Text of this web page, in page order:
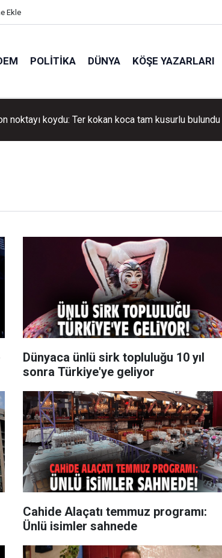
Ekle
POLITIKA DÜNYA KÖŞE YAZARLARI
noktayı koydu: Ter kokan koca tam kusurlu bulundu
Dünyaca ünlü sirk topluluğu 10 yıl
sonra Türkiye'ye geliyor
Cahide Alaçatı temmuz programı:
Ünlü isimler sahnede